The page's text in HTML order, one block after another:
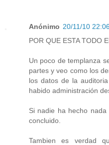
Anónimo 20/11/10 22:06
POR QUE ESTA TODO
Un poco de templanza
partes y veo como los
los datos de la
habido administración
Si nadie ha hecho
concluido.
Tambien es verdad